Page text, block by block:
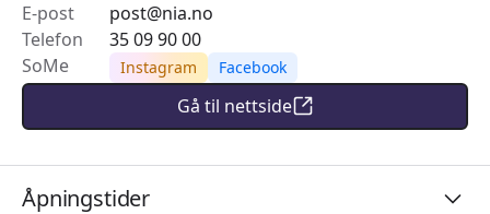
E-post
post@nia.no
Telefon
35 09 90 00
SoMe
Instagram Facebook
Gå til nettside
Åpningstider